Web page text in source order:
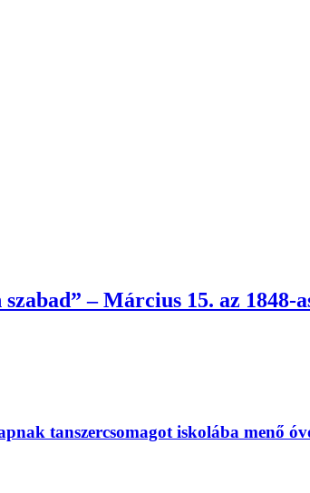
szabad” – Március 15. az
tanszercsomagot iskolába menő